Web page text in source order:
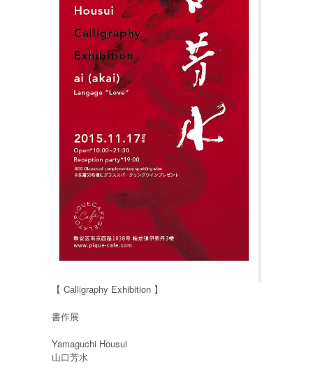
【 Calligraphy Exhibition 】
書作展
Yamaguchi Housui
山口芳水